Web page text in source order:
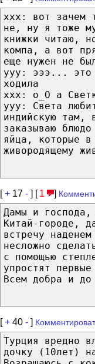
xxx: вот зачем
не, ну я тоже
книжки читаю,
компа, а вот
еще нужен не
yyy: эээ... это
ходила
xxx: o_O а
yyy: Света
индийскую там,
заказываю
яйца, которые в
живородящему
[+ 17 - ] [ 1 ]
Дамы и господа,
Китай-городе,
встречу
несложно
с помощью
упростят
Всем добра и
[+ 40 - ]
Турция вредно
дочку (10лет)